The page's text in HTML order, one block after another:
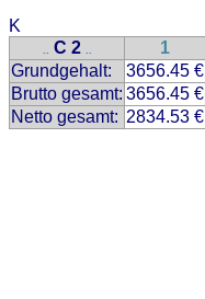
K
.. C 2 .. 1
Grundgehalt:
3656.45 €
Brutto gesamt: 3656.45 €
Netto gesamt: 2834.53 €